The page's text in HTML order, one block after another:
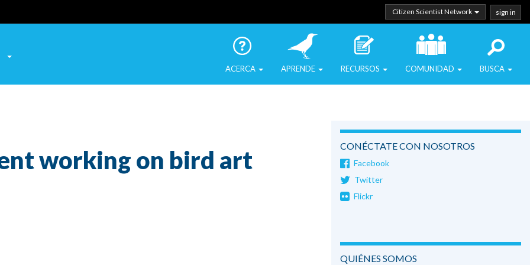
Citizen Scientist Network sign in
las Aves Urbanas ACERCA APRENDE RECURSOS COMUNIDAD BUSCA
working on bird art CONÉCTATE CON NOSOTROS
Facebook
Twitter
Flickr
QUIÉNES SOMOS